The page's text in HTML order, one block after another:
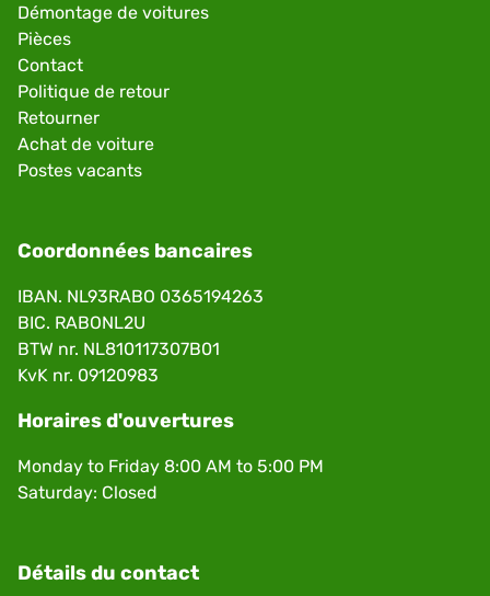
Démontage de voitures
Pièces
Contact
Politique de retour
Retourner
Achat de voiture
Postes vacants
Coordonnées bancaires
IBAN. NL93RABO 0365194263
BIC. RABONL2U
BTW nr. NL810117307B01
KvK nr. 09120983
Horaires d'ouvertures
Monday to Friday 8:00 AM to 5:00 PM
Saturday: Closed
Détails du contact